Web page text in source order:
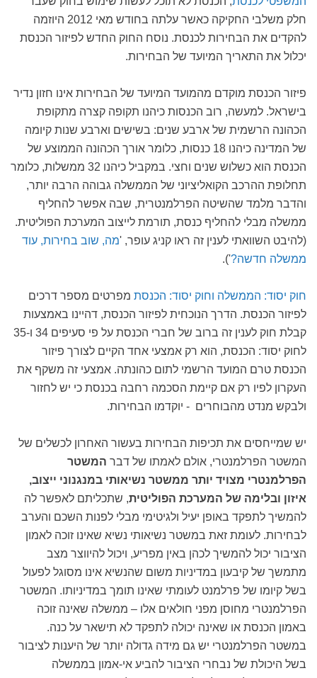
חלק משלבי החקיקה כאשר עלתה בחודש מאי 2012 היוזמה
להקדים את הבחירות לכנסת. נוסח החוק החדש לפיזור הכנסת
יכלול את התאריך המיועד של הבחירות.
פיזור הכנסת מוקדם מהמועד המיועד של הבחירות אינו חזון נדיר
בישראל. למעשה, רוב הכנסות כיהנו תקופה קצרה מתקופת
הכהונה הרשמית של ארבע שנים: בשישים וארבע שנות קיומה
של המדינה כיהנו 18 כנסות, כלומר אורך הכהונה הממוצע של
הכנסת הוא כשלוש שנים וחצי. במקביל כיהנו 32 ממשלות, כלומר
תחלופת ההרכב הקואליציוני של הממשלה גבוהה הרבה יותר,
והדבר מלמד שהשיטה הפרלמנטרית, שבה אפשר להחליף
ממשלה מבלי להחליף כנסת, תורמת לייצוב המערכת הפוליטית.
(להיבט השוואתי לענין זה ראו קניג עופר, 'מה, שוב בחירות, עוד
ממשלה חדשה?').
חוק יסוד: הממשלה וחוק יסוד: הכנסת מפרטים מספר דרכים
לפיזור הכנסת. הדרך הנוכחית לפיזור הכנסת, דהיינו באמצעות
קבלת חוק לענין זה ברוב של חברי הכנסת על פי סעיפים 34 ו-35
לחוק יסוד: הכנסת, הוא רק אמצעי אחד הקיים לצורך פיזור
הכנסת טרם המועד הרשמי לתום כהונתה. אמצעי זה משקף את
העקרון לפיו רק אם קיימת הסכמה רחבה בכנסת כי יש לחזור
ולבקש מנדט מהבוחרים - יוקדמו הבחירות.
יש שמייחסים את תכיפות הבחירות בעשור האחרון לכשלים של
המשטר הפרלמנטרי, אולם לאמתו של דבר המשטר
הפרלמנטרי מצויד יותר ממשטר נשיאותי במנגנוני ייצוב,
איזון ובלימה של המערכת הפוליטית, שתכליתם לאפשר לה
להמשיך לתפקד באופן יעיל ולגיטימי מבלי לפנות השכם והערב
לבחירות. לעומת זאת במשטר נשיאותי נשיא שאינו זוכה לאמון
הציבור יכול להמשיך לכהן באין מפריע, ויכול להיווצר מצב
מתמשך של קיבעון במדיניות משום שהנשיא אינו מסוגל לפעול
בשל קיומו של פרלמנט לעומתי שאינו תומך במדיניותו. המשטר
הפרלמנטרי מחוסן מפני חולאים אלו – ממשלה שאינה זוכה
באמון הכנסת או שאינה יכולה לתפקד לא תישאר על כנה.
במשטר הפרלמנטרי יש גם מידה גדולה יותר של היענות לציבור
בשל היכולת של נבחרי הציבור להביע אי-אמון בממשלה